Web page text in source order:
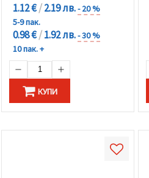
1.12 €/2.19 лв.- 20 %
5-9 пак.
0.98 €/1.92 лв.- 30 %
10 пак. +
КУПИ